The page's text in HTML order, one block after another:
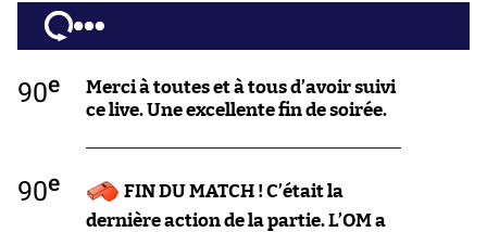
90e
Merci à toutes et à tous d’avoir suivi
ce live. Une excellente fin de soirée.
90e
FIN DU MATCH ! C’était la
dernière action de la partie. L’OM a